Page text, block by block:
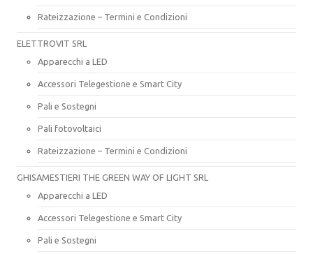
Rateizzazione – Termini e Condizioni
ELETTROVIT SRL
Apparecchi a LED
Accessori Telegestione e Smart City
Pali e Sostegni
Pali fotovoltaici
Rateizzazione – Termini e Condizioni
GHISAMESTIERI THE GREEN WAY OF LIGHT SRL
Apparecchi a LED
Accessori Telegestione e Smart City
Pali e Sostegni